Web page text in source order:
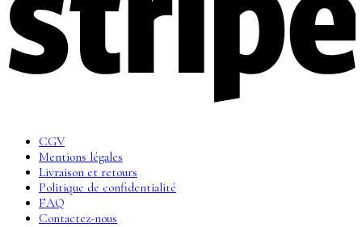
CGV
Mentions légales
Livraison et retours
Politique de confidentialité
FAQ
Contactez-nous